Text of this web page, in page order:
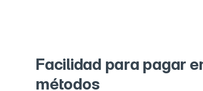
Facilidad para pagar
métodos